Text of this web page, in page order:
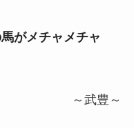
がメチャメチャ
～武豊～